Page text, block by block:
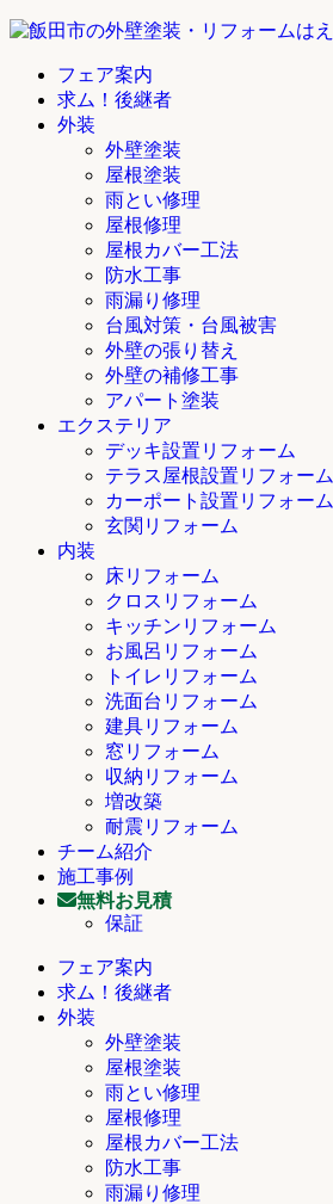
フェア案内
求ム！後継者
外装
外壁塗装
屋根塗装
雨とい修理
屋根修理
屋根カバー工法
防水工事
雨漏り修理
台風対策・台風被害
外壁の張り替え
外壁の補修工事
アパート塗装
エクステリア
デッキ設置リフォーム
テラス屋根設置リフォーム
カーポート設置リフォーム
玄関リフォーム
内装
床リフォーム
クロスリフォーム
キッチンリフォーム
お風呂リフォーム
トイレリフォーム
洗面台リフォーム
建具リフォーム
窓リフォーム
収納リフォーム
増改築
耐震リフォーム
チーム紹介
施工事例
無料お見積
保証
フェア案内
求ム！後継者
外装
外壁塗装
屋根塗装
雨とい修理
屋根修理
屋根カバー工法
防水工事
雨漏り修理